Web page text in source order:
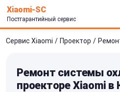
Xiaomi-SC
Постгарантийный сервис
Сервис Xiaomi / Проектор /
Ремонт системы
проекторе Xiaomi в